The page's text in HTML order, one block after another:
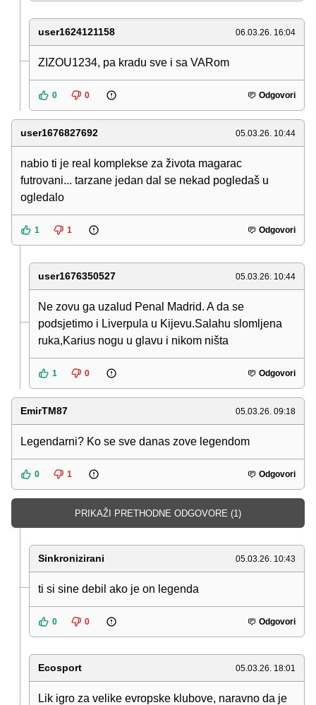
user1624121158 06.03.26. 16:04
ZIZOU1234, pa kradu sve i sa VARom
0 0 Odgovori
user1676827692 05.03.26. 10:44
nabio ti je real komplekse za života magarac
futrovani... tarzane jedan dal se nekad pogledaš u
ogledalo
1 1 Odgovori
user1676350527 05.03.26. 10:44
Ne zovu ga uzalud Penal Madrid. A da se
podsjetimo i Liverpula u Kijevu.Salahu slomljena
ruka,Karius nogu u glavu i nikom ništa
1 0 Odgovori
EmirTM87 05.03.26. 09:18
Legendarni? Ko se sve danas zove legendom
0 1 Odgovori
PRIKAŽI PRETHODNE ODGOVORE (1)
Sinkronizirani 05.03.26. 10:43
ti si sine debil ako je on legenda
0 0 Odgovori
Ecosport 05.03.26. 18:01
Lik igro za velike evropske klubove, naravno da je